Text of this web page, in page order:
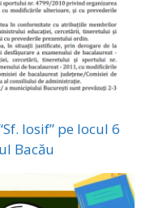
Iosif” pe locul 6
Bacău